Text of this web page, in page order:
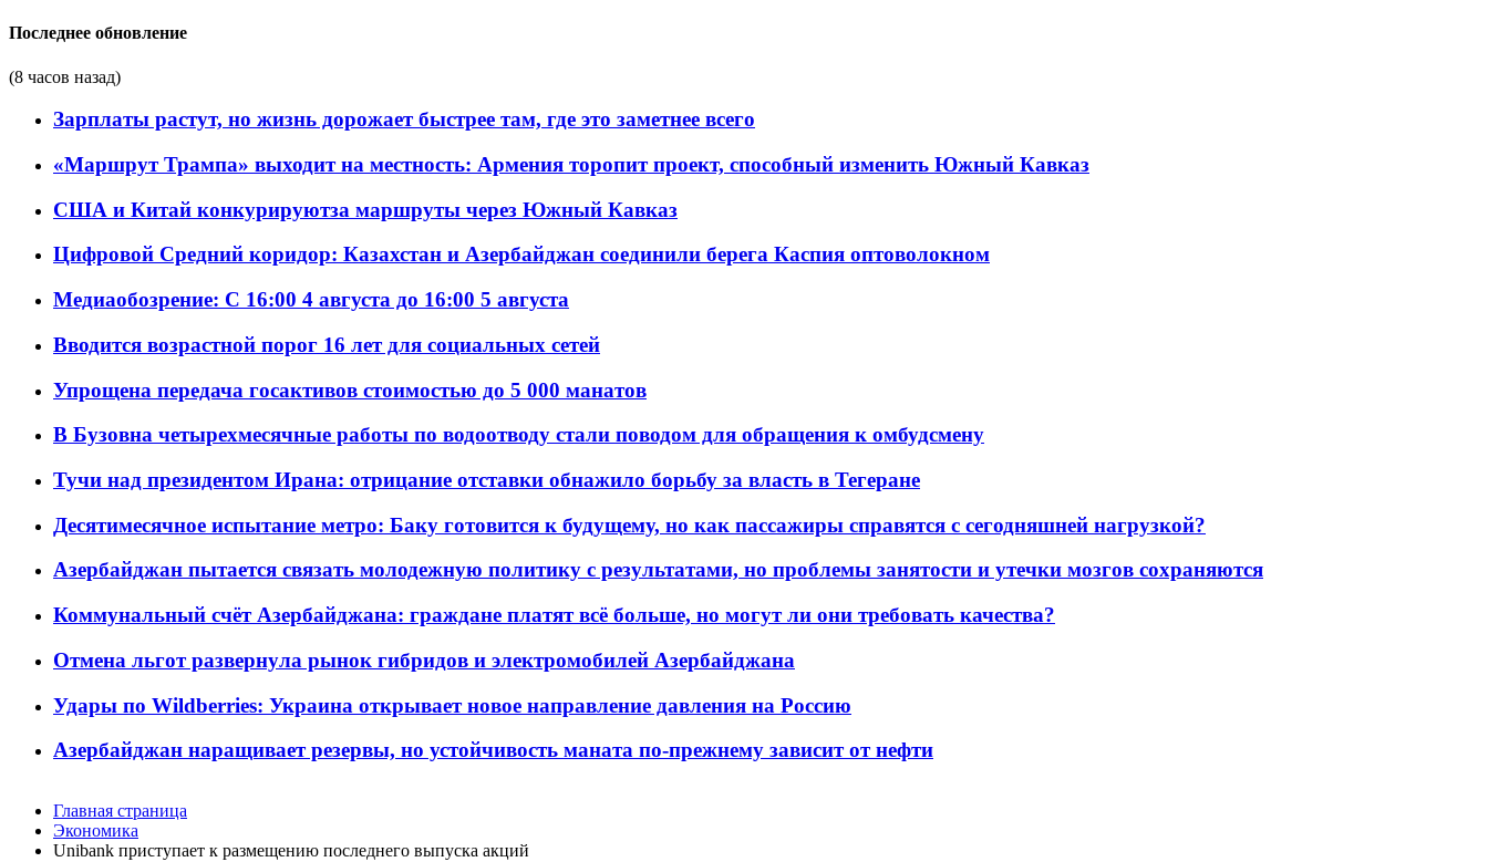
Последнее обновление
(8 часов назад)
Зарплаты растут, но жизнь дорожает быстрее там, где это заметнее всего
«Маршрут Трампа» выходит на местность: Армения торопит проект, способный изменить Южный Кавказ
США и Китай конкурируютза маршруты через Южный Кавказ
Цифровой Средний коридор: Казахстан и Азербайджан соединили берега Каспия оптоволокном
Медиаобозрение: С 16:00 4 августа до 16:00 5 августа
Вводится возрастной порог 16 лет для социальных сетей
Упрощена передача госактивов стоимостью до 5 000 манатов
В Бузовна четырехмесячные работы по водоотводу стали поводом для обращения к омбудсмену
Тучи над президентом Ирана: отрицание отставки обнажило борьбу за власть в Тегеране
Десятимесячное испытание метро: Баку готовится к будущему, но как пассажиры справятся с сегодняшней нагрузкой?
Азербайджан пытается связать молодежную политику с результатами, но проблемы занятости и утечки мозгов сохраняются
Коммунальный счёт Азербайджана: граждане платят всё больше, но могут ли они требовать качества?
Отмена льгот развернула рынок гибридов и электромобилей Азербайджана
Удары по Wildberries: Украина открывает новое направление давления на Россию
Азербайджан наращивает резервы, но устойчивость маната по-прежнему зависит от нефти
Главная страница
Экономика
Unibank приступает к размещению последнего выпуска акций